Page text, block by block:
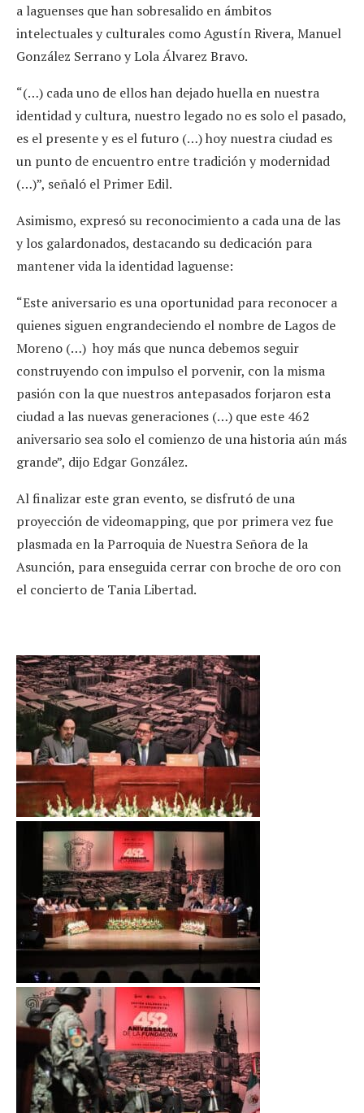
a laguenses que han sobresalido en ámbitos
intelectuales y culturales como Agustín Rivera, Manuel
González Serrano y Lola Álvarez Bravo.
“(…) cada uno de ellos han dejado huella en nuestra
identidad y cultura, nuestro legado no es solo el pasado,
es el presente y es el futuro (…) hoy nuestra ciudad es
un punto de encuentro entre tradición y modernidad
(…)”, señaló el Primer Edil.
Asimismo, expresó su reconocimiento a cada una de las
y los galardonados, destacando su dedicación para
mantener vida la identidad laguense:
“Este aniversario es una oportunidad para reconocer a
quienes siguen engrandeciendo el nombre de Lagos de
Moreno (…) hoy más que nunca debemos seguir
construyendo con impulso el porvenir, con la misma
pasión con la que nuestros antepasados forjaron esta
ciudad a las nuevas generaciones (…) que este 462
aniversario sea solo el comienzo de una historia aún más
grande”, dijo Edgar González.
Al finalizar este gran evento, se disfrutó de una
proyección de videomapping, que por primera vez fue
plasmada en la Parroquia de Nuestra Señora de la
Asunción, para enseguida cerrar con broche de oro con
el concierto de Tania Libertad.